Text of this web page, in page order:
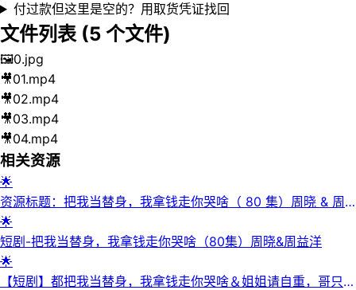
付过款但这里是空的？用取货凭证找回
文件列表 (5 个文件)
🖼️0.jpg
🎥01.mp4
🎥02.mp4
🎥03.mp4
🎥04.mp4
相关资源
🌟
资源标题：把我当替身，我拿钱走你哭啥（ 80 集）周晓 & 周
益洋
🌟
短剧-把我当替身，我拿钱走你哭啥（80集）周晓&周益洋
🌟
【短剧】都把我当替身，我拿钱走你哭啥＆姐姐请自重，哥只是